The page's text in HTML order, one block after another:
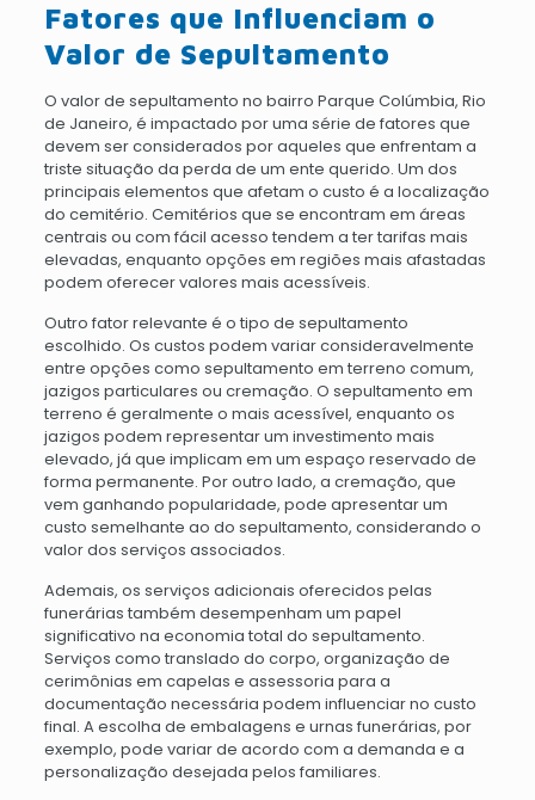
Fatores que Influenciam o
Valor de Sepultamento
O valor de sepultamento no bairro Parque Colúmbia, Rio
de Janeiro, é impactado por uma série de fatores que
devem ser considerados por aqueles que enfrentam a
triste situação da perda de um ente querido. Um dos
principais elementos que afetam o custo é a localização
do cemitério. Cemitérios que se encontram em áreas
centrais ou com fácil acesso tendem a ter tarifas mais
elevadas, enquanto opções em regiões mais afastadas
podem oferecer valores mais acessíveis.
Outro fator relevante é o tipo de sepultamento
escolhido. Os custos podem variar consideravelmente
entre opções como sepultamento em terreno comum,
jazigos particulares ou cremação. O sepultamento em
terreno é geralmente o mais acessível, enquanto os
jazigos podem representar um investimento mais
elevado, já que implicam em um espaço reservado de
forma permanente. Por outro lado, a cremação, que
vem ganhando popularidade, pode apresentar um
custo semelhante ao do sepultamento, considerando o
valor dos serviços associados.
Ademais, os serviços adicionais oferecidos pelas
funerárias também desempenham um papel
significativo na economia total do sepultamento.
Serviços como translado do corpo, organização de
cerimônias em capelas e assessoria para a
documentação necessária podem influenciar no custo
final. A escolha de embalagens e urnas funerárias, por
exemplo, pode variar de acordo com a demanda e a
personalização desejada pelos familiares.